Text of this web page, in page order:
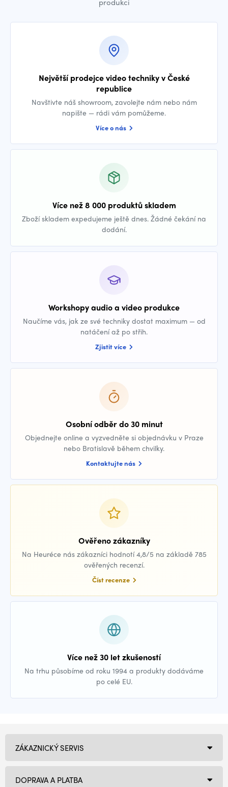
Největší prodejce video techniky v České
republice
Navštivte náš showroom, zavolejte nám nebo nám
napište — rádi vám pomůžeme.
Více o nás
Více než 8 000 produktů skladem
Zboží skladem expedujeme ještě dnes. Žádné čekání na
dodání.
Workshopy audio a video produkce
Naučíme vás, jak ze své techniky dostat maximum — od
natáčení až po střih.
Zjistit více
Osobní odběr do 30 minut
Objednejte online a vyzvedněte si objednávku v Praze
nebo Bratislavě během chvilky.
Kontaktujte nás
Ověřeno zákazníky
Na Heuréce nás zákazníci hodnotí 4,8/5 na základě 785
ověřených recenzí.
Číst recenze
Více než 30 let zkušeností
Na trhu působíme od roku 1994 a produkty dodáváme
po celé EU.
ZÁKAZNICKÝ SERVIS
DOPRAVA A PLATBA